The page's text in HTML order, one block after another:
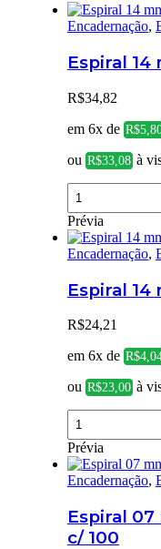
Encadernação,
Espiral 14
R$34,82
em 6x de R$
ou R$33,08 à
Prévia
Encadernação,
Espiral 14
R$24,21
em 6x de R$
ou R$23,00 à
Prévia
Encadernação,
Espiral
c/ 100